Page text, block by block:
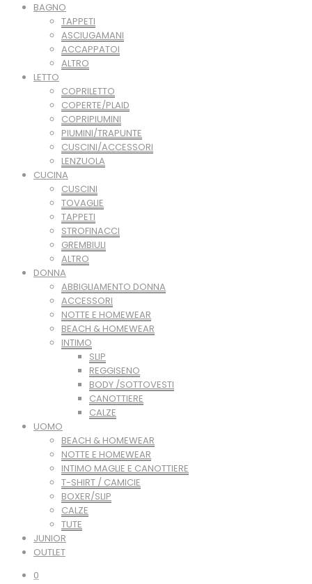
BAGNO
TAPPETI
ASCIUGAMANI
ACCAPPATOI
ALTRO
LETTO
COPRILETTO
COPERTE/PLAID
COPRIPIUMINI
PIUMINI/TRAPUNTE
CUSCINI/ACCESSORI
LENZUOLA
CUCINA
CUSCINI
TOVAGLIE
TAPPETI
STROFINACCI
GREMBIULI
ALTRO
DONNA
ABBIGLIAMENTO DONNA
ACCESSORI
NOTTE E HOMEWEAR
BEACH & HOMEWEAR
INTIMO
SLIP
REGGISENO
BODY /SOTTOVESTI
CANOTTIERE
CALZE
UOMO
BEACH & HOMEWEAR
NOTTE E HOMEWEAR
INTIMO MAGLIE E CANOTTIERE
T-SHIRT / CAMICIE
BOXER/SLIP
CALZE
TUTE
JUNIOR
OUTLET
0